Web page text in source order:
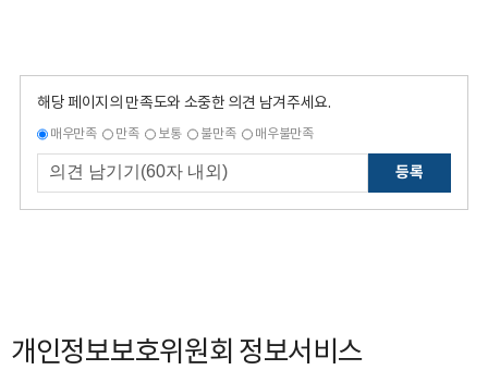
해당 페이지의 만족도와 소중한 의견 남겨주세요.
매우만족 만족 보통 불만족 매우불만족
등록
개인정보보호위원회 정보서비스